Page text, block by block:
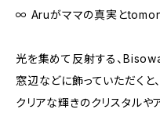
∞ Aruがママの真実と
光を集めて反射する、
窓辺などに飾っていただくと
クリアな輝きのクリスタルや